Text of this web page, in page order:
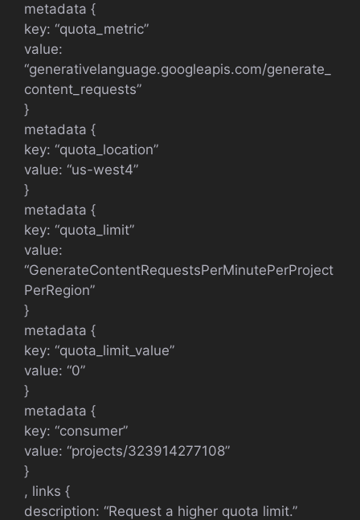
metadata {
key: “quota_metric”
value:
“generativelanguage.googleapis.com/generate_
content_requests”
}
metadata {
key: “quota_location”
value: “us-west4”
}
metadata {
key: “quota_limit”
value:
“GenerateContentRequestsPerMinutePerProject
PerRegion”
}
metadata {
key: “quota_limit_value”
value: “0”
}
metadata {
key: “consumer”
value: “projects/323914277108”
}
, links {
description: “Request a higher quota limit.”